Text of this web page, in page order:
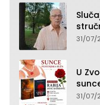
31/07/
U
31/07/